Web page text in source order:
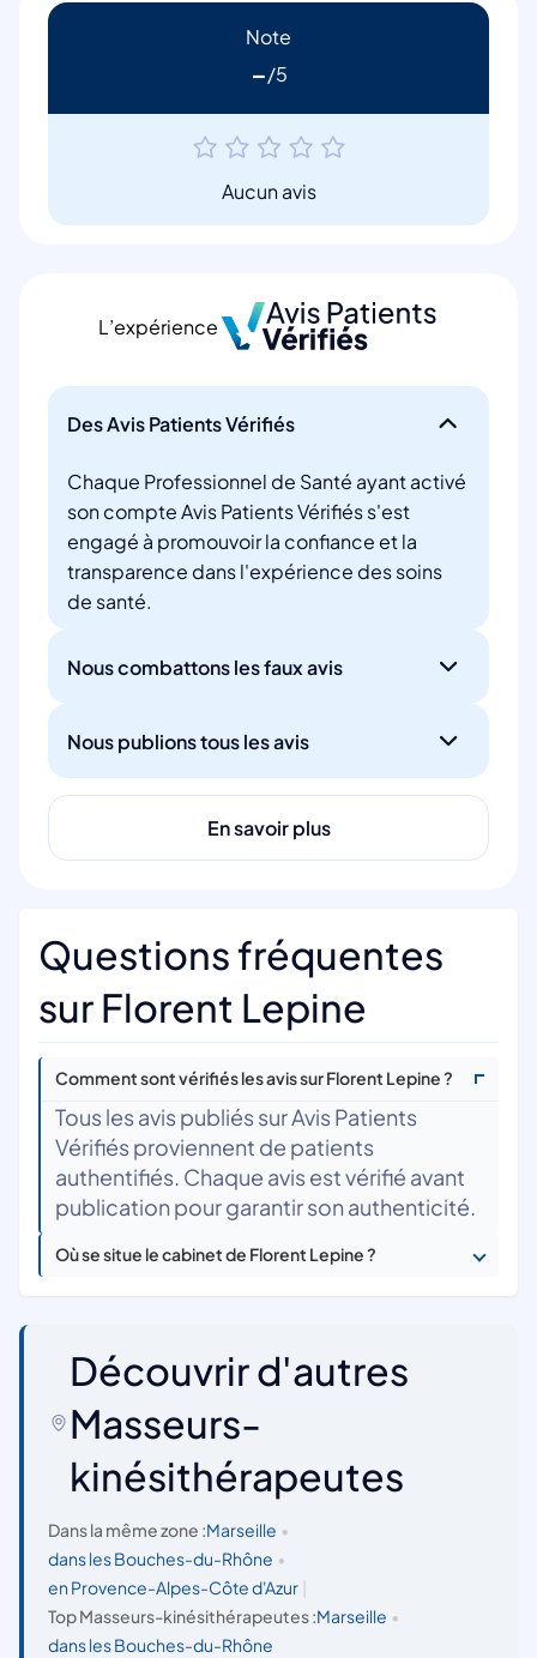
Note
-
Aucun avis
L’expérience
Des Avis Patients Vérifiés
Chaque Professionnel de Santé ayant activé
son compte Avis Patients Vérifiés s'est
engagé à promouvoir la confiance et la
transparence dans l'expérience des soins
de santé.
Nous combattons les faux avis
Nous publions tous les avis
En savoir plus
Questions fréquentes
sur Florent Lepine
Comment sont vérifiés les avis sur Florent Lepine ?
Tous les avis publiés sur Avis Patients
Vérifiés proviennent de patients
authentifiés. Chaque avis est vérifié avant
publication pour garantir son authenticité.
Où se situe le cabinet de Florent Lepine ?
Découvrir d'autres
Masseurs-
kinésithérapeutes
Dans la même zone :Marseille •
dans les Bouches-du-Rhône •
en Provence-Alpes-Côte d'Azur
Top Masseurs-kinésithérapeutes :Marseille •
dans les Bouches-du-Rhône